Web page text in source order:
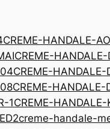
CREME-HANDALE-
CREME-
CREME-
CREME-HANDALE-
1CREME-HANDALE-
creme-handale-